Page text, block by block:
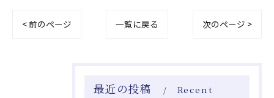
< 前のページ 一覧に戻る 次のページ >
最近の投稿 Recent